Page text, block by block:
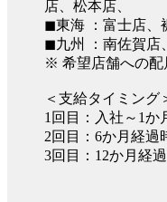
店、松本店、
◼︎東海 ：富士店、
◼︎九州 ：南佐賀店
※ 希望店舗への配
＜支給タイミング
1回目：入社～1か
2回目：6か月経過
3回目：12か月経